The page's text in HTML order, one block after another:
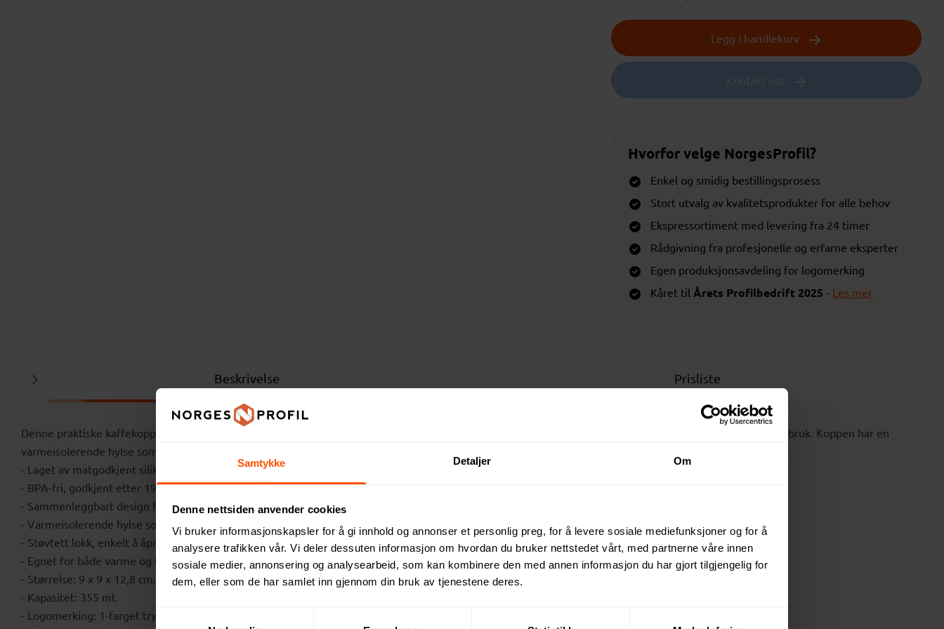
Samtykke Detaljer Om
Denne nettsiden anvender cookies
Vi bruker informasjonskapsler for å gi innhold og annonser et personlig preg, for å levere sosiale mediefunksjoner og for å
analysere trafikken vår. Vi deler dessuten informasjon om hvordan du bruker nettstedet vårt, med partnerne våre innen
sosiale medier, annonsering og analysearbeid, som kan kombinere den med annen informasjon du har gjort tilgjengelig for
dem, eller som de har samlet inn gjennom din bruk av tjenestene deres.
Samtykkevalg
Legg i handlekurv
Kontakt oss
Hvorfor velge NorgesProfil?
Enkel og smidig bestillingsprosess
Stort utvalg av kvalitetsprodukter for alle behov
Ekspressortiment med levering fra 24 timer
Rådgivning fra profesjonelle og erfarne eksperter
Egen produksjonsavdeling for logomerking
Kåret til Årets Profilbedrift 2025 - Les mer
Beskrivelse Prisliste
Denne praktiske kaffekoppen er perfekt for både hjemmebruk og på reise. Med sitt sammenleggbare design tar den minimalt med plass når den ikke er i bruk. Koppen har en
varmeisolerende hylse som gir godt grep, og et støvtett lokk som beskytter innholdet. Passer like godt for varme som kalde drikker.
- Laget av matgodkjent silikon.
- BPA-fri, godkjent etter 1935/2004/EC.
- Sammenleggbart design for enkel oppbevaring.
- Varmeisolerende hylse som forhindrer at den glir.
- Støvtett lokk, enkelt å åpne.
- Egnet for både varme og kalde drikker.
- Størrelse: 9 x 9 x 12,8 cm.
- Kapasitet: 355 ml.
- Logomerking: 1-farget trykk.